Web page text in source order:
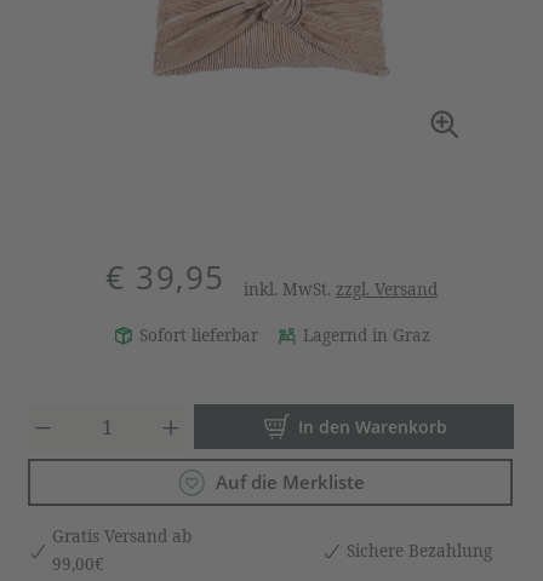
€ 39,95 inkl. MwSt. zzgl. Versand
Sofort lieferbar Lagernd in Graz
Produkt Anzahl: Gib den
In den Warenkorb
Auf die Merkliste
Gratis Versand ab
99,00€
Sichere Bezahlung